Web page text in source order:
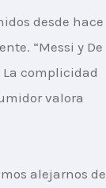
desde hace
“Messi y De
complicidad
valora
alejarnos de